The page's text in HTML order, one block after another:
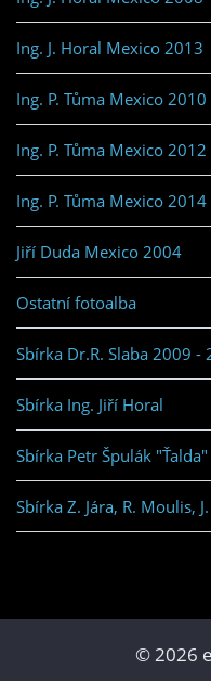
Ing. J. Horal Mexico 2013
Ing. P. Tůma Mexico 2010
Ing. P. Tůma Mexico 2012
Ing. P. Tůma Mexico 2014
Jiří Duda Mexico 2004
Ostatní fotoalba
Sbírka Dr.R. Slaba 2009 -
Sbírka Ing. Jiří Horal
Sbírka Petr Špulák "Ťalda"
Sbírka Z. Jára, R. Moulis,
© 2026